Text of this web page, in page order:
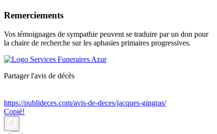
Remerciements
Vos témoignages de sympathie peuvent se traduire par un don pour
la chaire de recherche sur les aphasies primaires progressives.
Partager l'avis de décès
https://publideces.com/avis-de-deces/jacques-gingras/
Copié!